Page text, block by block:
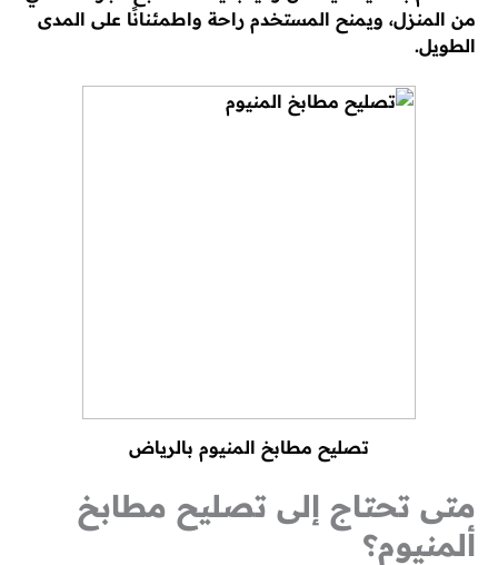
من المنزل، ويمنح المستخدم راحة واطمئنانًا على المدى
الطويل.
تصليح مطابخ المنيوم بالرياض
متى تحتاج إلى تصليح مطابخ
ألمنيوم؟